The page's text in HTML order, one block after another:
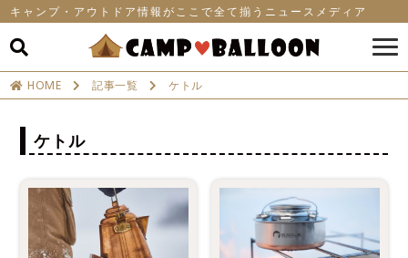
キャンプ・アウトドア情報がここで全て揃うニュースメディア
HOME 記事一覧 ケトル
ケトル